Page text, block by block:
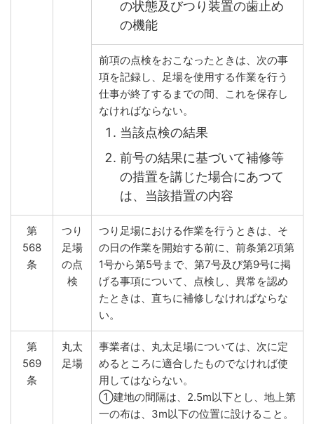
の状態及びつり装置の歯止め
の機能
前項の点検をおこなったときは、次の事
項を記録し、足場を使用する作業を行う
仕事が終了するまでの間、これを保存し
なければならない。
当該点検の結果
前号の結果に基づいて補修等
の措置を講じた場合にあつて
は、当該措置の内容
第
568
条
つり
足場
の点
検
つり足場における作業を行うときは、そ
の日の作業を開始する前に、前条第2項第
1号から第5号まで、第7号及び第9号に掲
げる事項について、点検し、異常を認め
たときは、直ちに補修しなければならな
い。
第
569
条
丸太
足場
事業者は、丸太足場については、次に定
めるところに適合したものでなければ使
用してはならない。
①建地の間隔は、2.5m以下とし、地上第
一の布は、3m以下の位置に設けること。